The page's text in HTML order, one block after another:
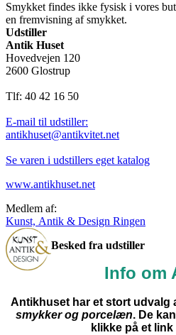
Smykket findes ikke fysisk i vores
en fremvisning af smykket.
Udstiller
Antik Huset
Hovedvejen 120
2600 Glostrup
Tlf: 40 42 16 50
E-mail til udstiller:
antikhuset@antikvitet.net
Se varen i udstillers eget katalog
www.antikhuset.net
Medlem af:
Kunst, Antik & Design Ringen
Besked fra udstiller
Info om
Antikhuset har et stort udvalg
smykker og porcelæn. De
klikke på et